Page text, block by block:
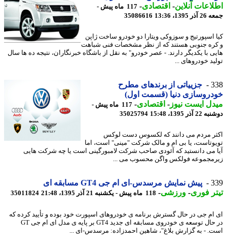
آنلاین-اقتصادی-
117 ماه پیش -
13:36
35086616
اسپورتیج و سوزوکی ویتارا دو خودرو ساخت ژاپن
جنوبی هستند که از نظر مشخصات فنی شباهت
با یکدیگر دارند. - عصر خودرو" به نقل از باشگاه خبرنگاران، نتیجه ده ها سال
خودروهای ...
جزییاتی از برندهای مطرح
دنیا (قسمت اول)
ایست نیوز-اقتصادی-
117 ماه پیش -
1395، 15:48
35025794
مردم می دانند که لکسوس دست لوکس
یا بی ام و مالک شرکت "مینی" است، اما
می دانستید که آئودی صاحب شرکت لامبورگینی است یا چه شرکت هایی
فولکس واگن محسوب می ...
پیش نمایش مرسدس-ای ام جی GT4 مسابقه ای
فوری- ورزشی-118 ماه پیش - یکشنبه 21 آذر 1395، 21:48 35011824
جی در حال گسترش برنامه ی خودروهای اسپورت خود بوده و تأیید کرده که
در حال توسعه ی خودروی مسابقه ای جدید GT4 بر پایه ی مدل ای ام جی GT
- به گزارش بلاغ"، شاهین احمدزاده: مرسدس-ای ...